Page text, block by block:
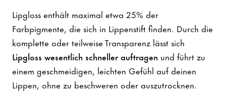
Lipgloss enthält maximal etwa 25% der
Farbpigmente, die sich in Lippenstift finden. Durch die
komplette oder teilweise Transparenz lässt sich
Lipgloss wesentlich schneller auftragen und führt zu
einem geschmeidigen, leichten Gefühl auf deinen
Lippen, ohne zu beschweren oder auszutrocknen.